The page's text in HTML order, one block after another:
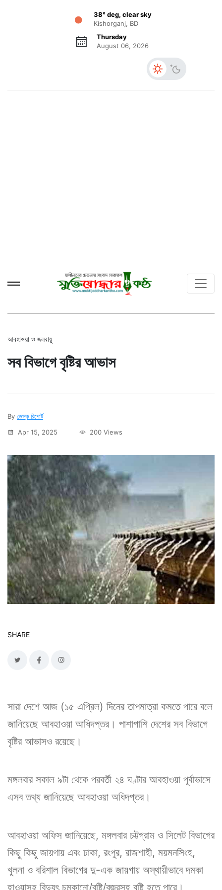
38° deg, clear sky
Kishorganj, BD
Thursday
August 06, 2026
আবহাওয়া ও জলবায়ু
সব বিভাগে বৃষ্টির আভাস
By ডেস্ক রিপোর্ট
Apr 15, 2025
200 Views
SHARE
সারা দেশে আজ (১৫ এপ্রিল) দিনের তাপমাত্রা কমতে পারে বলে
জানিয়েছে আবহাওয়া আধিদপ্তর। পাশাপাশি দেশের সব বিভাগে
বৃষ্টির আভাসও রয়েছে।
মঙ্গলবার সকাল ৯টা থেকে পরবর্তী ২৪ ঘণ্টার আবহাওয়া পূর্বাভাসে
এসব তথ্য জানিয়েছে আবহাওয়া অধিদপ্তর।
আবহাওয়া অফিস জানিয়েছে, মঙ্গলবার চট্টগ্রাম ও সিলেট বিভাগের
কিছু কিছু জায়গায় এবং ঢাকা, রংপুর, রাজশাহী, ময়মনসিংহ,
খুলনা ও বরিশাল বিভাগের দু-এক জায়গায় অস্থায়ীভাবে দমকা
হাওয়াসহ বিদ্যুৎ চমকানো/বৃষ্টি/বজ্রসহ বৃষ্টি হতে পারে।